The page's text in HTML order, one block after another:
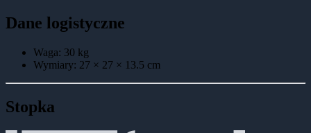
Dane logistyczne
Waga: 30 kg
Wymiary: 27 × 27 × 13.5 cm
Stopka